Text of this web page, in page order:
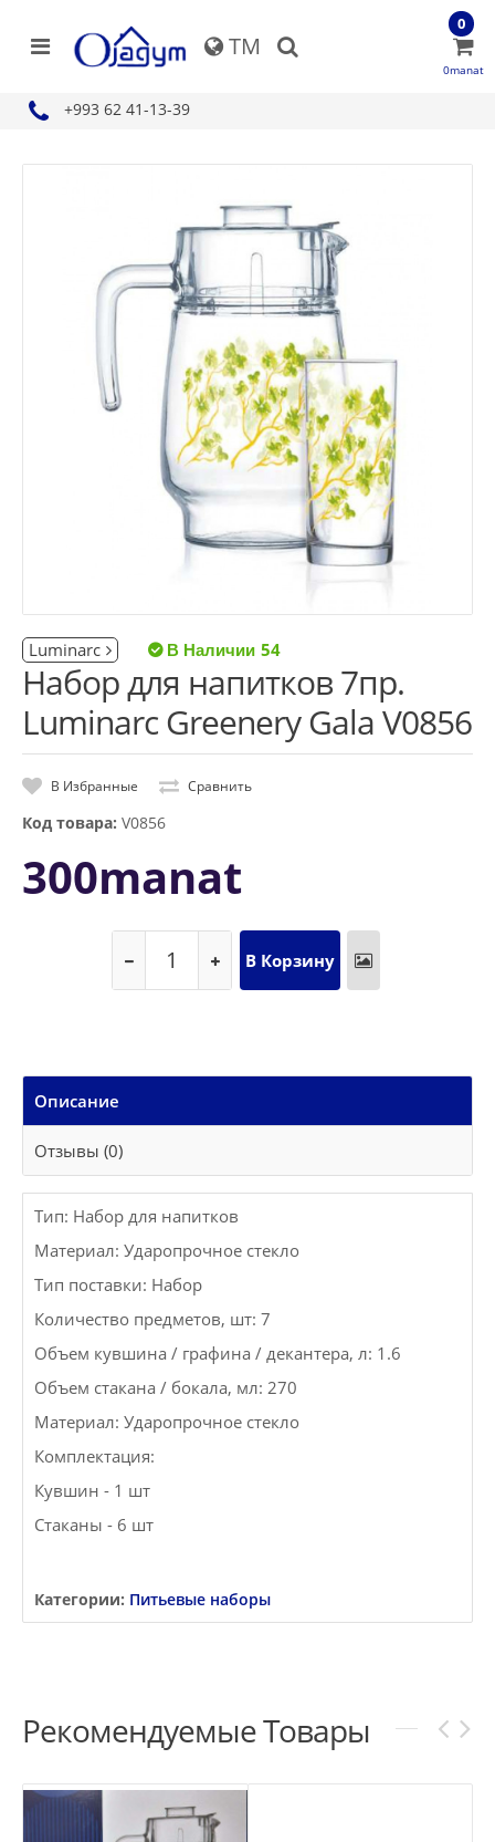
TM
+993 62 41-13-39
0
0manat
Luminarc 54
Набор для напитков 7пр.
Luminarc Greenery Gala V0856
В Избранные Сравнить
Код товара: V0856
300manat
Описание
Отзывы (0)
Тип: Набор для напитков
Материал: Ударопрочное стекло
Тип поставки: Набор
Количество предметов, шт: 7
Объем кувшина / графина / декантера, л: 1.6
Объем стакана / бокала, мл: 270
Материал: Ударопрочное стекло
Комплектация:
Кувшин - 1 шт
Стаканы - 6 шт
Категории: Питьевые наборы
Рекомендуемые Товары